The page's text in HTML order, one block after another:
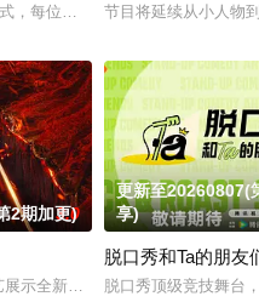
9日开播的讲座式栏目，栏目宗旨
，每位成员携带有限生存能量，
节目将延续从小人物
式恋爱，告别无效拉扯，走进心动
2期加更)
3.0
示全新升级！厨神级的美味将持
更新至20260807(
享)
脱口秀和Ta的朋友
脱口秀顶级竞技舞台